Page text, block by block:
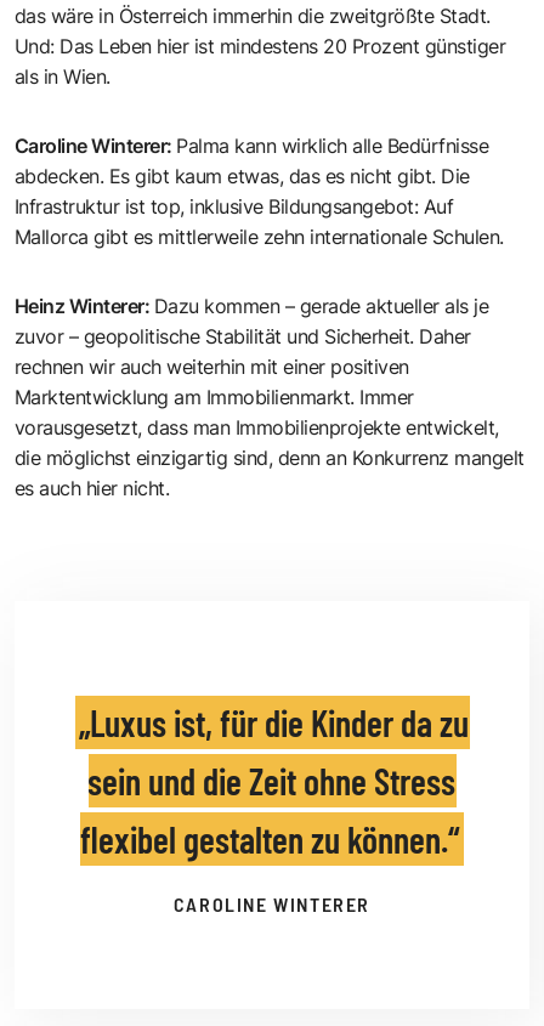
das wäre in Österreich immerhin die zweitgrößte Stadt.
Und: Das Leben hier ist mindestens 20 Prozent günstiger
als in Wien.
Caroline Winterer: Palma kann wirklich alle Bedürfnisse
abdecken. Es gibt kaum etwas, das es nicht gibt. Die
Infrastruktur ist top, inklusive Bildungsangebot: Auf
Mallorca gibt es mittlerweile zehn internationale Schulen.
Heinz Winterer: Dazu kommen – gerade aktueller als je
zuvor – geopolitische Stabilität und Sicherheit. Daher
rechnen wir auch weiterhin mit einer positiven
Marktentwicklung am Immobilienmarkt. Immer
vorausgesetzt, dass man Immobilienprojekte entwickelt,
die möglichst einzigartig sind, denn an Konkurrenz mangelt
es auch hier nicht.
Luxus ist, für die Kinder da zu
sein und die Zeit ohne Stress
flexibel gestalten zu können.
CAROLINE WINTERER